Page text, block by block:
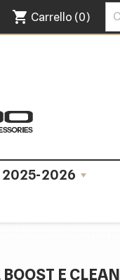
shopping_cart Carrello (0)
2025-2026
E